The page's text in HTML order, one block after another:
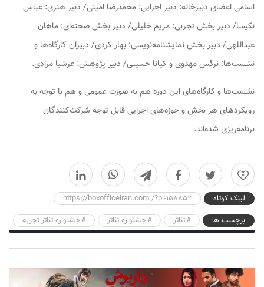
اسامی اعضای دبیرخانه: دبیر اجرایی: محمدرضا امینی/ دبیر هنری: عباس
نکیسا/ دبیر بخش تجربی: مریم خلیلی/ دبیر بخش صحنه‌ای: ماهان
عبداللهی/ دبیر بخش نمایشنامه‌نویسی: بهار کردی/ دبیران کارگاه‌ها و
نشست‌ها: نرگس مهدوی و کیانا حسینی/ دبیر پژوهش: عرشیا مرادی.
نشست‌ها و کارگاه‌های این دوره هم به صورت عمومی و هم با توجه به
رویکردهای هر بخش و حوزه‌های اجرایی قابل توجه شرکت‌کنندگان
برنامه‌ریزی شده‌اند.
0
لینک کوتاه
https://boxofficeiran.com /?p=158852
برچسب ها
تئاتر جشنواره تئاتر جشنواره تئاتر تجربه